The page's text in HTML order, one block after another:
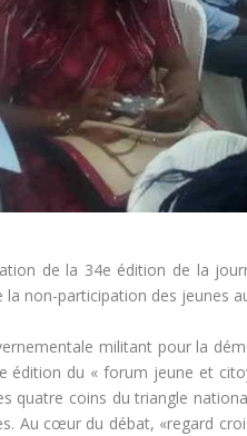
de la 34e édition de la
la non-participation des jeunes
militant pour la
e édition du « forum jeune et
quatre coins du triangle
Au cœur du débat, «regard